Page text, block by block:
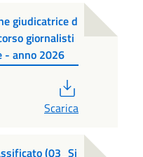
giudicatrice d
giornalisti
- anno 2026
Scarica
(03_Si